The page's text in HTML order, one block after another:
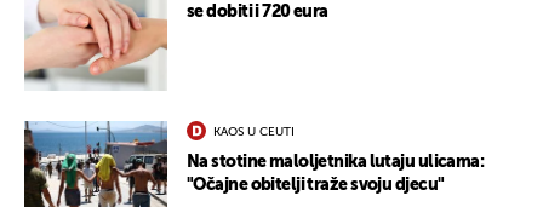
se dobiti i 720 eura
KAOS U CEUTI
Na stotine maloljetnika lutaju ulicama:
"Očajne obitelji traže svoju djecu"